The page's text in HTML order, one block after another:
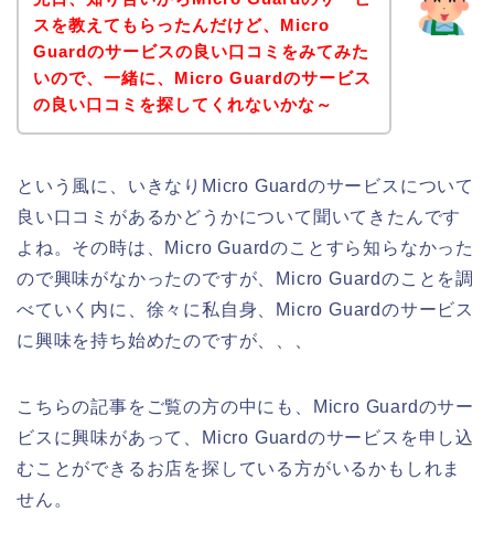
スを教えてもらったんだけど、Micro
Guardのサービスの良い口コミをみてみた
いので、一緒に、Micro Guardのサービス
の良い口コミを探してくれないかな～
という風に、いきなりMicro Guardのサービスについて
良い口コミがあるかどうかについて聞いてきたんです
よね。その時は、Micro Guardのことすら知らなかった
ので興味がなかったのですが、Micro Guardのことを調
べていく内に、徐々に私自身、Micro Guardのサービス
に興味を持ち始めたのですが、、、
こちらの記事をご覧の方の中にも、Micro Guardのサー
ビスに興味があって、Micro Guardのサービスを申し込
むことができるお店を探している方がいるかもしれま
せん。